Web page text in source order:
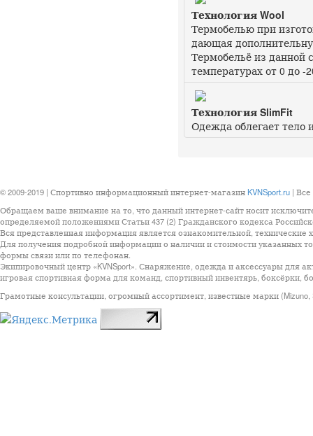
Технология Wool
Термобелью при
дающая
Термобельё из данной
температурах от 0 до -
Технология SlimFit
Одежда облегает тело
© 2009-2019 | Спортивно информационный интернет-магазин KVNSport.ru |
Обращаем ваше внимание на то, что данный интернет-сайт носит
определяемой положениями Статьи 437 (2) Гражданского кодекса
Вся представленная информация является ознакомительной, технические
Для получения подробной информации о наличии и стоимости указанных
формы связи или по телефонан.
Экипировочный центр «KVNSport». Снаряжение, одежда и аксессуары для
игровая спортивная форма для команд, спортивный инвентярь, боксёрки,
Грамотные консультации, огромный ассортимент, известные марки (Mizuno,